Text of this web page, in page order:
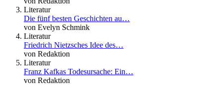
Literatur
Die fünf besten Geschichten au…
von Evelyn Schmink
Literatur
Friedrich Nietzsches Idee des…
von Redaktion
Literatur
Franz Kafkas Todesursache: Ein…
von Redaktion